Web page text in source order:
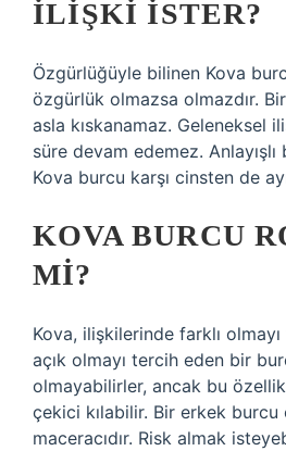
ILIŞKI ISTER?
Özgürlüğüyle bilinen Kova
özgürlük olmazsa olmazdır.
asla kıskanamaz. Geleneksel
süre devam edemez.
Kova burcu karşı cinsten de
KOVA BURCU
MI?
Kova, ilişkilerinde farklı
açık olmayı tercih eden bir
olmayabilirler, ancak bu
çekici kılabilir. Bir erkek burcu
maceracıdır. Risk almak